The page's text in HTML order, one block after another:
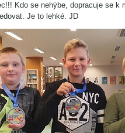
Kdo se nehýbe, dopracuje se
Je to lehké. JD